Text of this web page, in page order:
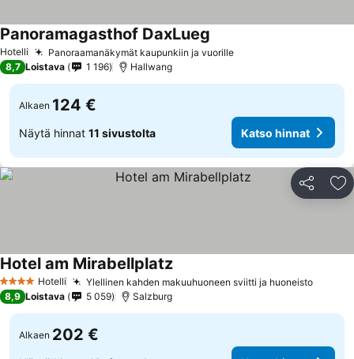
Hotelli Panoraamanäkymät kaupunkiin ja vuorille
Panoramagasthof DaxLueg
8,7 Loistava 1 196 Hallwang
Alkaen 124 €
Näytä hinnat 11 sivustolta Katso hinnat
Jaa
4 Tähtiluokitus
Hotelli Ylellinen kahden makuuhuoneen sviitti ja huoneisto
Hotel am Mirabellplatz
8,9 Loistava 5 059 Salzburg
Alkaen 202 €